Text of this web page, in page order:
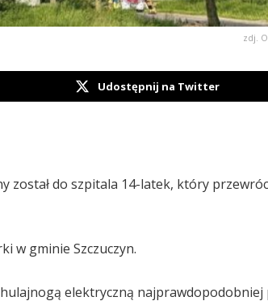
zdj.
Udostępnij na Twitter
do szpitala 14-latek, który
w gminie Szczuczyn.
elektryczną najprawdopodobniej